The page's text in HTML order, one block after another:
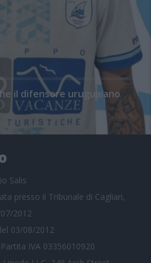
il difensore uruguaiano
Salis
presso il Tribunale di Cagliari,
2012
03/08/2012
IVA 03356010920